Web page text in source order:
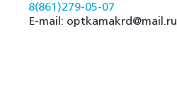
8(861)279-05-07
E-mail: optkamakrd@mail.ru